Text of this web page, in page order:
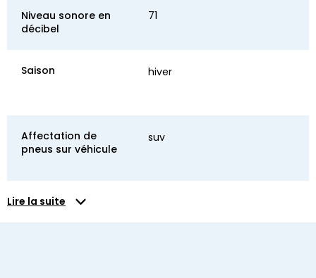
Niveau sonore en
décibel
71
Saison hiver
Affectation de
pneus sur véhicule
suv
Lire la suite